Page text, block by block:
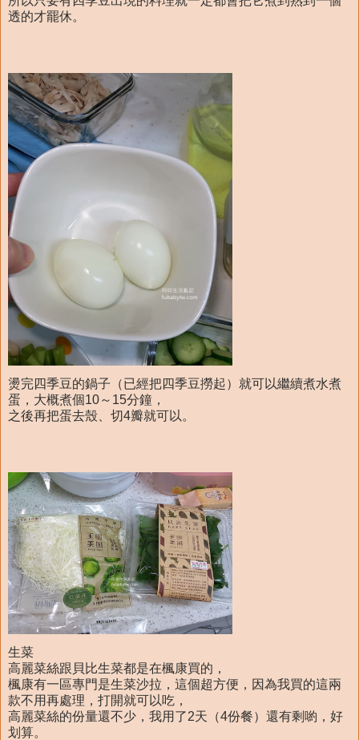
透的才罷休。
燙完四季豆的鍋子（已經把四季豆撈起）就可以繼續煮水煮
蛋，大概煮個10～15分鐘，
之後再把蛋去殼、切4瓣就可以。
生菜
高麗菜絲跟貝比生菜都是在楓康買的，
楓康有一區專門是生菜沙拉，這個超方便，因為我買的這兩
款不用再處理，打開就可以吃，
高麗菜絲的份量還不少，我用了2天（4份餐）還有剩喲，好
划算。